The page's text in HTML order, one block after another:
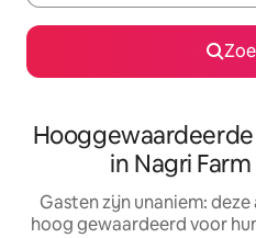
in Nagri
Gasten zijn unaniem:
hoog gewaardeerd voor